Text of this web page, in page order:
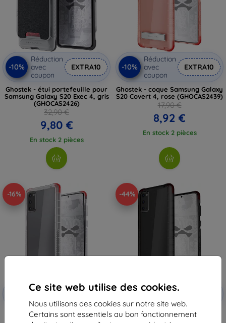
Ce site web utilise des cookies.
Nous utilisons des cookies sur notre site web.
Certains sont essentiels au bon fonctionnement
-10%
Réduction
avec
coupon
EXTRA10
Ghostek - étui portefeuille pour
Samsung Galaxy S20 Exec 4, gris
(GHOCAS2426)
32,90 €
9,80 €
En stock 2 pièces
-10%
Réduction
avec
coupon
EXTRA10
Ghostek - coque Samsung Galaxy
S20 Covert 4, rose (GHOCAS2439)
17,90 €
8,92 €
En stock 2 pièces
-16%
Réduction
avec
coupon
EXTRA10
Ghostek - coque pour Samsung
-44%
-10%
Réduction
avec
coupon
Ghostek - coque pour Samsung